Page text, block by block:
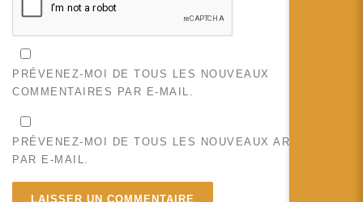
PRÉVENEZ-MOI DE TOUS LES NOUVEAUX
COMMENTAIRES PAR E-MAIL.
PRÉVENEZ-MOI DE TOUS LES NOUVEAUX ARTICLES
PAR E-MAIL.